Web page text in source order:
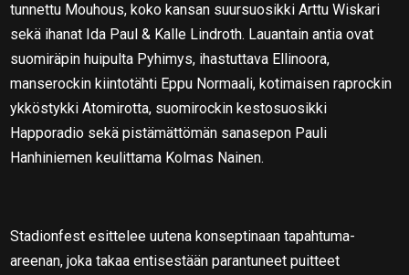
tunnettu Mouhous, koko kansan suursuosikki Arttu Wiskari
sekä ihanat Ida Paul & Kalle Lindroth. Lauantain antia ovat
suomiräpin huipulta Pyhimys, ihastuttava Ellinoora,
manserockin kiintotähti Eppu Normaali, kotimaisen raprockin
ykköstykki Atomirotta, suomirockin kestosuosikki
Happoradio sekä pistämättömän sanasepon Pauli
Hanhiniemen keulittama Kolmas Nainen.
Stadionfest esittelee uutena konseptinaan tapahtuma-
areenan, joka takaa entisestään parantuneet puitteet